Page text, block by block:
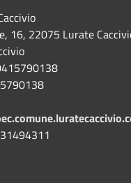
16, 22075 Lurate